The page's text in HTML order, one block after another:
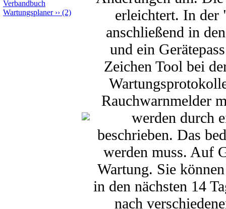
Verbandbuch
Wartungsplaner›› (2)
erleichtert. In der
anschließend in
und ein
Zeichen Tool bei
Rauchwarnmelder
werden durch
beschrieben. Das
werden muss. Auf
Wartung. Sie
in den nächsten 14
nach